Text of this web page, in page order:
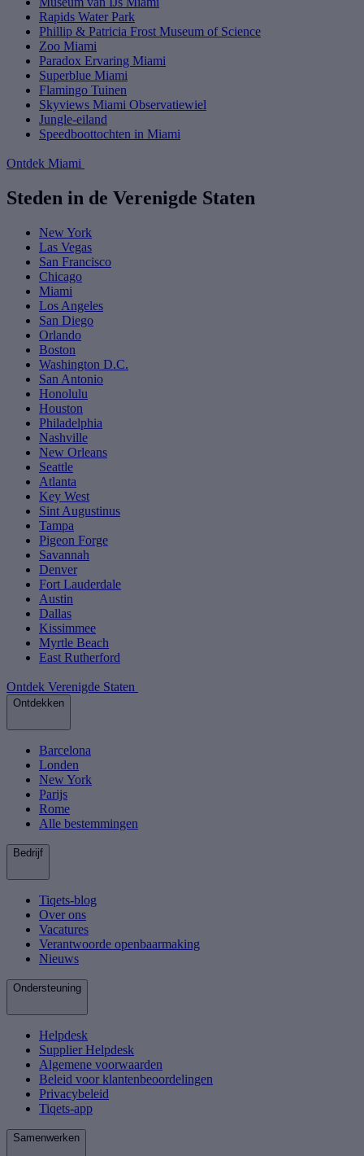
Rapids Water Park
Phillip & Patricia Frost Museum of Science
Zoo Miami
Paradox Ervaring Miami
Superblue Miami
Flamingo Tuinen
Skyviews Miami Observatiewiel
Jungle-eiland
Speedboottochten in Miami
Ontdek Miami
Steden in de Verenigde Staten
New York
Las Vegas
San Francisco
Chicago
Miami
Los Angeles
San Diego
Orlando
Boston
Washington D.C.
San Antonio
Honolulu
Houston
Philadelphia
Nashville
New Orleans
Seattle
Atlanta
Key West
Sint Augustinus
Tampa
Pigeon Forge
Savannah
Denver
Fort Lauderdale
Austin
Dallas
Kissimmee
Myrtle Beach
East Rutherford
Ontdek Verenigde Staten
Ontdekken
Barcelona
Londen
New York
Parijs
Rome
Alle bestemmingen
Bedrijf
Tiqets-blog
Over ons
Vacatures
Verantwoorde openbaarmaking
Nieuws
Ondersteuning
Helpdesk
Supplier Helpdesk
Algemene voorwaarden
Beleid voor klantenbeoordelingen
Privacybeleid
Tiqets-app
Samenwerken